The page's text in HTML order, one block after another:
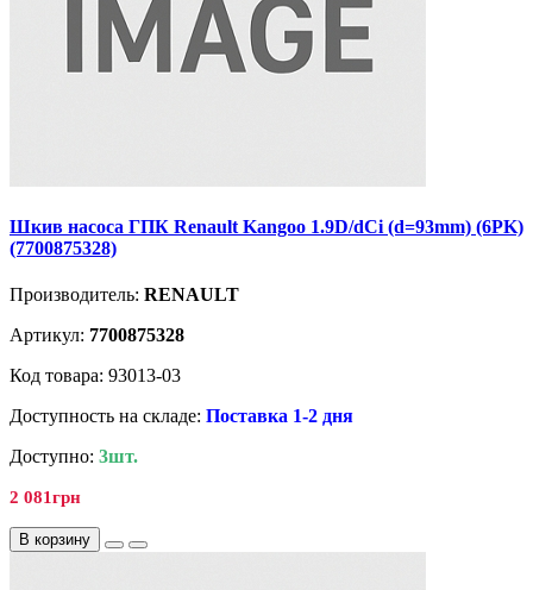
Шкив насоса ГПК Renault Kangoo 1.9D/dCi (d=93mm) (6PK)
(7700875328)
Производитель: RENAULT
Артикул: 7700875328
Код товара: 93013-03
Доступность на складе: Поставка 1-2 дня
Доступно: 3шт.
2 081грн
В корзину